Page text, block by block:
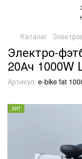
Каталог
Электро-
20Ач 1000W
Артикул: e-bike fat
ХИТ